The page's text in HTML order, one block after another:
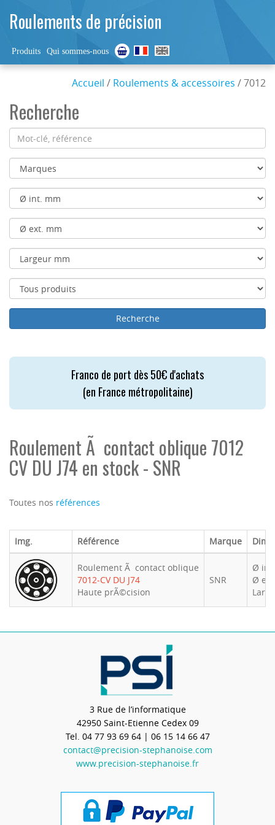
Roulements de précision
Produits Qui sommes-nous
Accueil / Roulements & accessoires / 7012
Recherche
Franco de port dès 50€ d'achats
(en France métropolitaine)
Roulement Ã contact oblique 7012
CV DU J74 en stock - SNR
Toutes nos références
Img. Référence Marque
Roulement Ã contact oblique
7012-CV DU J74
Haute prÃ©cision
SNR
Ø
Ø
3 Rue de l’informatique
42950 Saint-Etienne Cedex 09
Tel. 04 77 93 69 64| 06 15 14 66 47
contact@precision-stephanoise.com
www.precision-stephanoise.fr